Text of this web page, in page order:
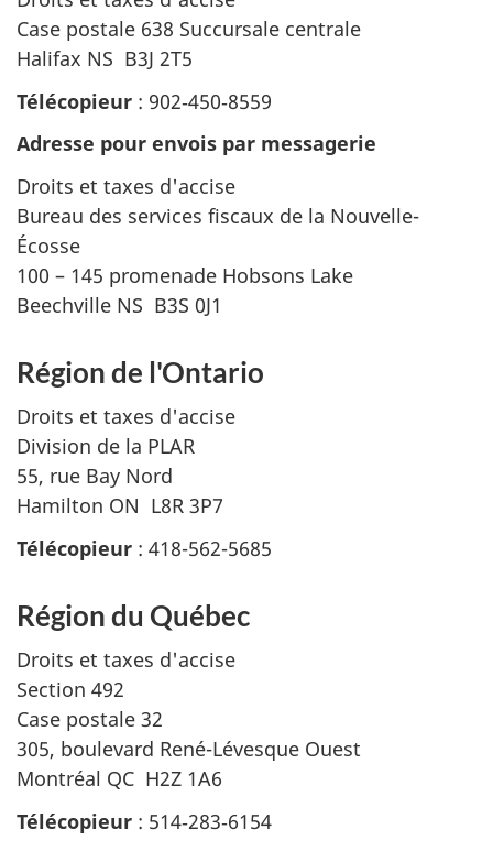
Case postale 638 Succursale centrale
Halifax NS B3J 2T5
Télécopieur : 902‑450‑8559
Adresse pour envois par messagerie
Droits et taxes d'accise
Bureau des services fiscaux de la Nouvelle-
Écosse
100 – 145 promenade Hobsons Lake
Beechville NS B3S 0J1
Région de l'Ontario
Droits et taxes d'accise
Division de la PLAR
55, rue Bay Nord
Hamilton ON L8R 3P7
Télécopieur : 418-562-5685
Région du Québec
Droits et taxes d'accise
Section 492
Case postale 32
305, boulevard René-Lévesque Ouest
Montréal QC H2Z 1A6
Télécopieur : 514‑283‑6154